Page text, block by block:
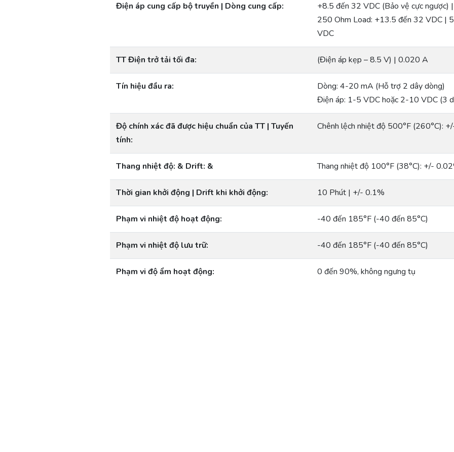
Điện áp cung cấp bộ truyền | Dòng cung cấp:
+8.5 đến 32 VDC (Bảo vệ cực ngược)
250 Ohm Load: +13.5 đến 32 VDC |
VDC
TT Điện trở tải tối đa: (Điện áp kẹp – 8.5 V) | 0.020 A
Tín hiệu đầu ra:
Dòng: 4-20 mA (Hỗ trợ 2 dây dòng)
Điện áp: 1-5 VDC hoặc 2-10 VDC (3
Độ chính xác đã được hiệu chuẩn của TT | Tuyến
tính:
Chênh lệch nhiệt độ 500°F (260°C):
Thang nhiệt độ: & Drift: & Thang nhiệt độ 100°F (38°C): +/-
Thời gian khởi động | Drift khi khởi động: 10 Phút | +/- 0.1%
Phạm vi nhiệt độ hoạt động: -40 đến 185°F (-40 đến 85°C)
Phạm vi nhiệt độ lưu trữ: -40 đến 185°F (-40 đến 85°C)
Phạm vi độ ẩm hoạt động: 0 đến 90%, không ngưng tụ